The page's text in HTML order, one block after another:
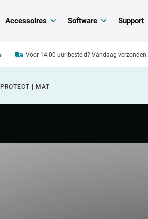
Accessoires Software Support
Voor 14:00 uur besteld? Vandaag verzonden!
| MAT